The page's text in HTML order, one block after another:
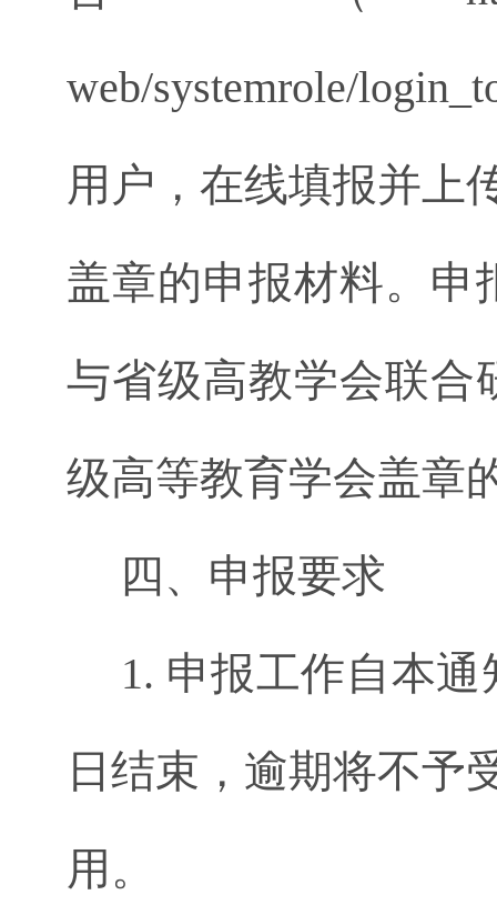
web/systemrole/
用户，在线填报并上
盖章的申报材料。申
与省级高教学会联合
级高等教育学会盖章
四、申报要求
1. 申报工作自本通
日结束，逾期将不予
用。